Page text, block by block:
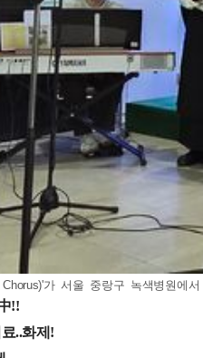
가 서울 중랑구 녹색병원